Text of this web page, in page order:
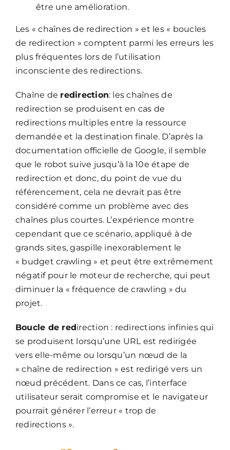
être une amélioration.
Les « chaînes de redirection » et les « boucles
de redirection » comptent parmi les erreurs les
plus fréquentes lors de l’utilisation
inconsciente des redirections.
Chaîne de redirection: les chaînes de
redirection se produisent en cas de
redirections multiples entre la ressource
demandée et la destination finale. D’après la
documentation officielle de Google, il semble
que le robot suive jusqu’à la 10e étape de
redirection et donc, du point de vue du
référencement, cela ne devrait pas être
considéré comme un problème avec des
chaînes plus courtes. L’expérience montre
cependant que ce scénario, appliqué à de
grands sites, gaspille inexorablement le
« budget crawling » et peut être extrêmement
négatif pour le moteur de recherche, qui peut
diminuer la « fréquence de crawling » du
projet.
Boucle de redirection : redirections infinies qui
se produisent lorsqu’une URL est redirigée
vers elle-même ou lorsqu’un nœud de la
« chaîne de redirection » est redirigé vers un
nœud précédent. Dans ce cas, l’interface
utilisateur serait compromise et le navigateur
pourrait générer l’erreur « trop de
redirections ».